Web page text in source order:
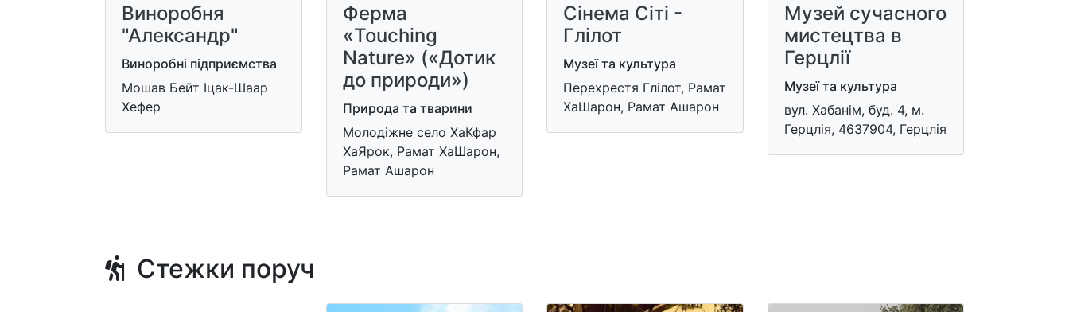
Виноробня
"Александр"
Виноробні підприємства
Мошав Бейт Іцак-Шаар
Хефер
Ферма
«Touching
Nature» («Дотик
до природи»)
Природа та тварини
Молодіжне село ХаКфар
ХаЯрок, Рамат ХаШарон,
Рамат Ашарон
Сінема Сіті -
Глілот
Музеї та культура
Перехрестя Глілот, Рамат
ХаШарон, Рамат Ашарон
Музей сучасного
мистецтва в
Герцлії
Музеї та культура
вул. Хабанім, буд. 4, м.
Герцлія, 4637904​, Герцлія
Стежки поруч